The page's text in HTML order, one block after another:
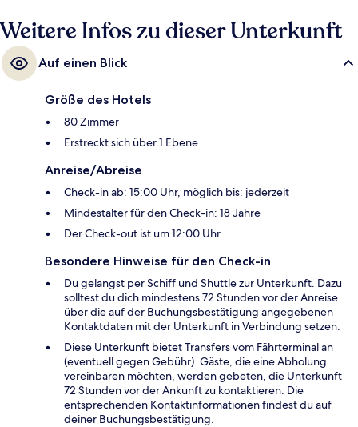
Weitere Infos zu dieser Unterkunft
Auf einen Blick
Größe des Hotels
80 Zimmer
Erstreckt sich über 1 Ebene
Anreise/Abreise
Check-in ab: 15:00 Uhr, möglich bis: jederzeit
Mindestalter für den Check-in: 18 Jahre
Der Check-out ist um 12:00 Uhr
Besondere Hinweise für den Check-in
Du gelangst per Schiff und Shuttle zur Unterkunft. Dazu
solltest du dich mindestens 72 Stunden vor der Anreise
über die auf der Buchungsbestätigung angegebenen
Kontaktdaten mit der Unterkunft in Verbindung setzen.
Diese Unterkunft bietet Transfers vom Fährterminal an
(eventuell gegen Gebühr). Gäste, die eine Abholung
vereinbaren möchten, werden gebeten, die Unterkunft
72 Stunden vor der Ankunft zu kontaktieren. Die
entsprechenden Kontaktinformationen findest du auf
deiner Buchungsbestätigung.